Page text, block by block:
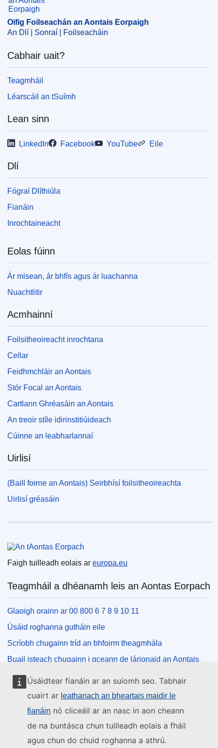
Úsáidtear fianáin ar an suíomh seo. Tabhair
cuairt ar leathanach an bheartais maidir le
fianáin nó cliceáil ar an nasc in aon cheann
de na buntásca chun tuilleadh eolais a fháil
agus chun do chuid roghanna a athrú.
Oifig Foilseachán an Aontais Eorpaigh
An Dlí | Sonraí | Foilseacháin
Cabhair uait?
Teagmháil
Léarscáil an tSuímh
Lean sinn
LinkedIn Facebook YouTube Eile
Dlí
Fógraí Dlíthiúla
Fianáin
Inrochtaineacht
Eolas fúinn
Ár misean, ár bhfís agus ár luachanna
Nuachtlitir
Acmhainní
Foilsitheoireacht inrochtana
Cellar
Feidhmchláir an Aontais
Stór Focal an Aontais
Cartlann Ghréasáin an Aontais
An treoir stíle idirinstitiúideach
Cúinne an leabharlannaí
Uirlisí
(Baill foirne an Aontais) Seirbhísí foilsitheoireachta
Uirlisí gréasáin
Faigh tuilleadh eolais ar europa.eu
Teagmháil a dhéanamh leis an Aontas Eorpach
Glaoigh orainn ar 00 800 6 7 8 9 10 11
Úsáid roghanna gutháin eile
Scríobh chugainn tríd an bhfoirm theagmhála
Buail isteach chugainn i gceann de lárionaid an Aontais
Na meáin shóisialta
Cuardaigh cuntais an Aontais Eorpaigh ar na meáin
shóisialta
Institiúidí agus comhlachtaí an Aontais